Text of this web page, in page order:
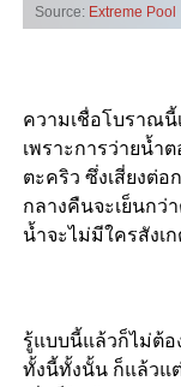
Source: Extreme Pool
ความเชื่อโบราณนี้
เพราะการว่ายน้ำ
ตะคริว ซึ่งเสี่ยงต่
กลางคืนจะเย็นกว่
น้ำจะไม่มีใครสังเ
รู้แบบนี้แล้วก็ไม่ต้อ
ทั้งนี้ทั้งนั้น ก็แล้วแ